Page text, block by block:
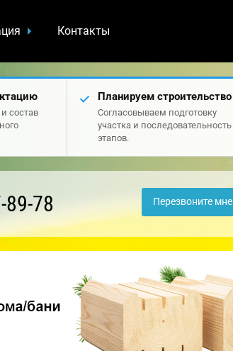
Контакты
состав
Планируем строительство
Согласовываем подготовку
участка и последовательность
этапов.
89-78 Перезвоните мне